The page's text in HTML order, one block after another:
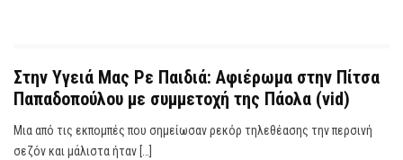
Στην Υγειά Μας Ρε Παιδιά: Αφιέρωμα στην Πίτσα
Παπαδοπούλου με συμμετοχή της Πάολα (vid)
Μια από τις εκπομπές που σημείωσαν ρεκόρ τηλεθέασης την περσινή
σεζόν και μάλιστα ήταν […]